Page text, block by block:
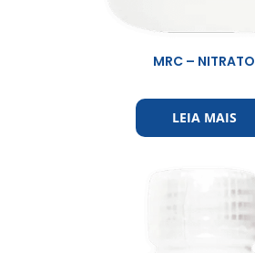
MRC – NITRATO
LEIA MAIS